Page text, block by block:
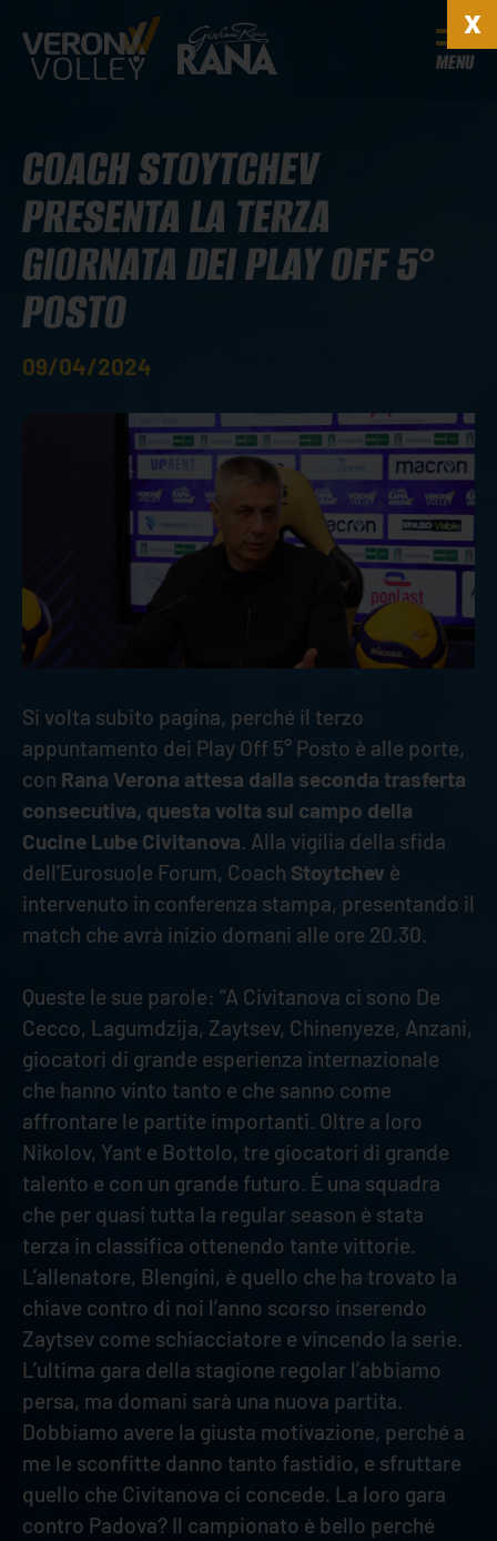
MENU
COACH STOYTCHEV
PRESENTA LA TERZA
GIORNATA DEI PLAY OFF 5°
POSTO
09/04/2024
Si volta subito pagina, perché il terzo
appuntamento dei Play Off 5° Posto è alle porte,
con Rana Verona attesa dalla seconda trasferta
consecutiva, questa volta sul campo della
Cucine Lube Civitanova . Alla vigilia della sfida
dell’Eurosuole Forum, Coach Stoytchev è
intervenuto in conferenza stampa, presentando il
match che avrà inizio domani alle ore 20.30.
Queste le sue parole: “A Civitanova ci sono De
Cecco, Lagumdzija, Zaytsev, Chinenyeze, Anzani,
giocatori di grande esperienza internazionale
che hanno vinto tanto e che sanno come
affrontare le partite importanti. Oltre a loro
Nikolov, Yant e Bottolo, tre giocatori di grande
talento e con un grande futuro. È una squadra
che per quasi tutta la regular season è stata
terza in classifica ottenendo tante vittorie.
L’allenatore, Blengini, è quello che ha trovato la
chiave contro di noi l’anno scorso inserendo
Zaytsev come schiacciatore e vincendo la serie.
L’ultima gara della stagione regolar l’abbiamo
persa, ma domani sarà una nuova partita.
Dobbiamo avere la giusta motivazione, perché a
me le sconfitte danno tanto fastidio, e sfruttare
quello che Civitanova ci concede. La loro gara
contro Padova? Il campionato è bello perché